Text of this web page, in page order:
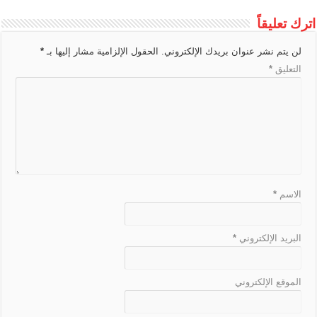
e
p
p
a
m
s
a
o
k
g
e
T
L
n
k
e
اترك تعليقاً
لن يتم نشر عنوان بريدك الإلكتروني. الحقول الإلزامية مشار إليها بـ*
التعليق*
الاسم*
البريد الإلكتروني*
الموقع الإلكتروني